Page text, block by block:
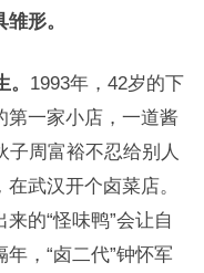
形。
。 1993年，42岁的下
第一家小店，一道酱
子周富裕不忍给别人
武汉开个卤菜店。
的“怪味鸭”会让自
，“卤二代”钟怀军